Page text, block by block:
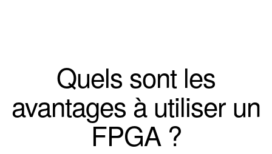
Quels sont les
avantages à utiliser un
FPGA ?